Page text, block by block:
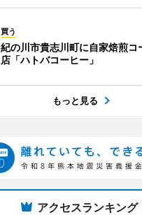
買う
紀の川市貴志川町に自家焙煎コ
店「ハトバコーヒー」
もっと見る
アクセスランキング